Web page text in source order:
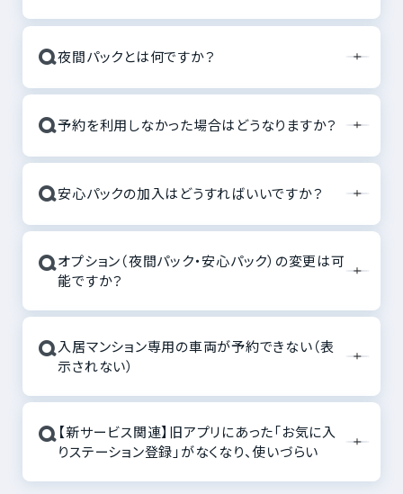
Q夜間パックとは何ですか？
Q予約を利用しなかった場合はどうなりますか？
Q安心パックの加入はどうすればいいですか？
Qオプション（夜間パック・安心パック）の変更は可
能ですか？
Q入居マンション専用の車両が予約できない（表
示されない）
Q【新サービス関連】旧アプリにあった「お気に入
りステーション登録」がなくなり、使いづらい